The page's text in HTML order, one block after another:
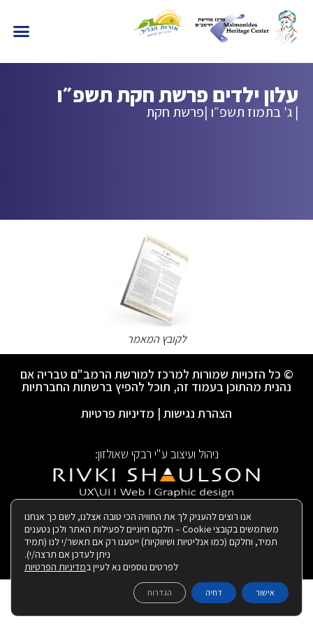
עלון ילדים פרשת חקת תשפ״ו
| ג' בתמוז תשפ״ו |פרשת חקת
לקובץ המאמר
© כל הזכויות שמורות למרכז למורשת הרמב"ם טבריה אם
נהנית מהתוכן בעמוד זה, תוכל להפיץ ברשתות החברתיות
הצהרת נגישות | מדיניות פרטיות
ניהול ועיצוב ע"י רבקי שאולזון:
| בנייה ותחזוקת האתר:
אנו רוצים להעניק לך את החוויה הכי טובה אצלנו, לשם כך אנחנו
משתמשים בקובצי Cookie – חלקם חיוניים לפעילות האתר ולכן נטענים
תמיד, וחלקם (כמו אנליטיות ושיווקיות) ייטענו רק אם תאשר/י לנו (תמיד
ניתן לעדכן אם תרצה/י).
לפרטים נוספים נא לעיין במדיניות הפרטיות
אישור דחיה הגדרות